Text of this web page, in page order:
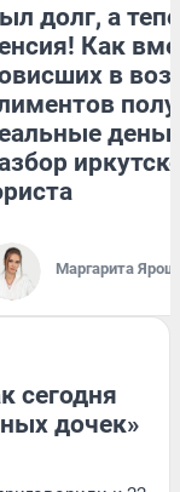
долг, а
Как
в
Маргарита
сегодня
дочек»